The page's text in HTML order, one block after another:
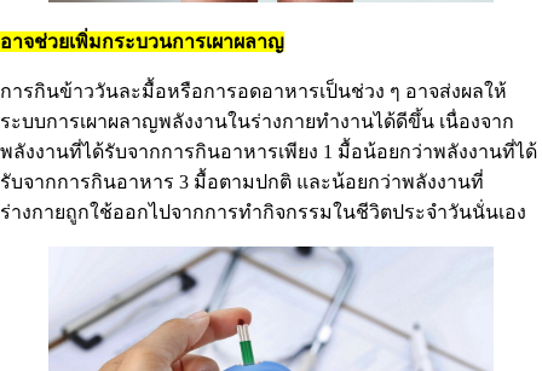
อาจช่วยเพิ่มกระบวนการเผาผลาญ
การกินข้าววันละมื้อหรือการอดอาหารเป็นช่วง ๆ อาจส่งผลให้
ระบบการเผาผลาญพลังงานในร่างกายทำงานได้ดีขึ้น เนื่องจาก
พลังงานที่ได้รับจากการกินอาหารเพียง 1 มื้อน้อยกว่าพลังงานที่ได้
รับจากการกินอาหาร 3 มื้อตามปกติ และน้อยกว่าพลังงานที่
ร่างกายถูกใช้ออกไปจากการทำกิจกรรมในชีวิตประจำวันนั่นเอง